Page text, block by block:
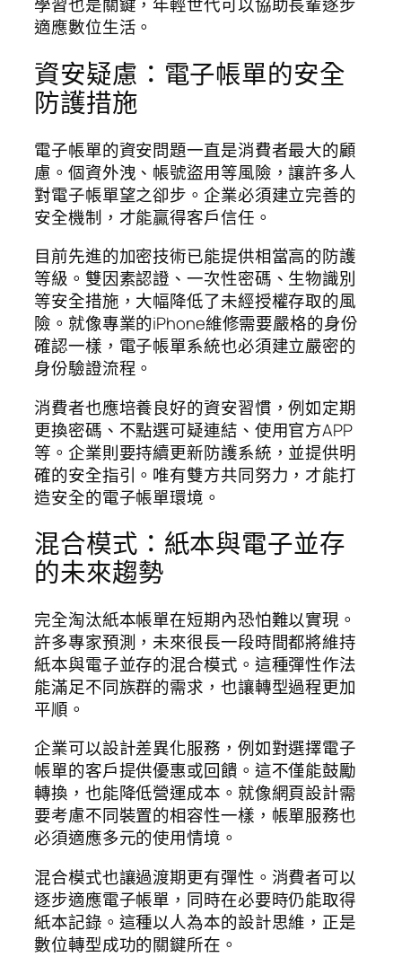
學習也是關鍵，年輕世代可以協助長輩逐步
適應數位生活。
資安疑慮：電子帳單的安全
防護措施
電子帳單的資安問題一直是消費者最大的顧
慮。個資外洩、帳號盜用等風險，讓許多人
對電子帳單望之卻步。企業必須建立完善的
安全機制，才能贏得客戶信任。
目前先進的加密技術已能提供相當高的防護
等級。雙因素認證、一次性密碼、生物識別
等安全措施，大幅降低了未經授權存取的風
險。就像專業的iPhone維修需要嚴格的身份
確認一樣，電子帳單系統也必須建立嚴密的
身份驗證流程。
消費者也應培養良好的資安習慣，例如定期
更換密碼、不點選可疑連結、使用官方APP
等。企業則要持續更新防護系統，並提供明
確的安全指引。唯有雙方共同努力，才能打
造安全的電子帳單環境。
混合模式：紙本與電子並存
的未來趨勢
完全淘汰紙本帳單在短期內恐怕難以實現。
許多專家預測，未來很長一段時間都將維持
紙本與電子並存的混合模式。這種彈性作法
能滿足不同族群的需求，也讓轉型過程更加
平順。
企業可以設計差異化服務，例如對選擇電子
帳單的客戶提供優惠或回饋。這不僅能鼓勵
轉換，也能降低營運成本。就像網頁設計需
要考慮不同裝置的相容性一樣，帳單服務也
必須適應多元的使用情境。
混合模式也讓過渡期更有彈性。消費者可以
逐步適應電子帳單，同時在必要時仍能取得
紙本記錄。這種以人為本的設計思維，正是
數位轉型成功的關鍵所在。